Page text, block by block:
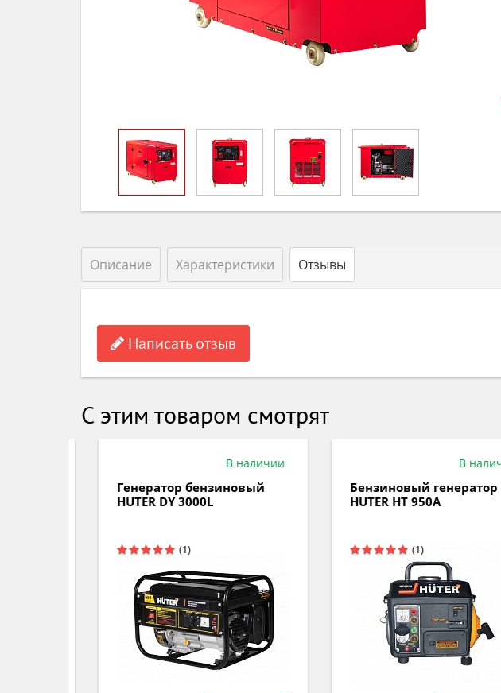
Описание Характеристики Отзывы
Написать отзыв
С этим товаром смотрят
В наличии
Генератор бензиновый
HUTER DY 3000L
В наличии
Бензиновый генератор
HUTER HT 950A